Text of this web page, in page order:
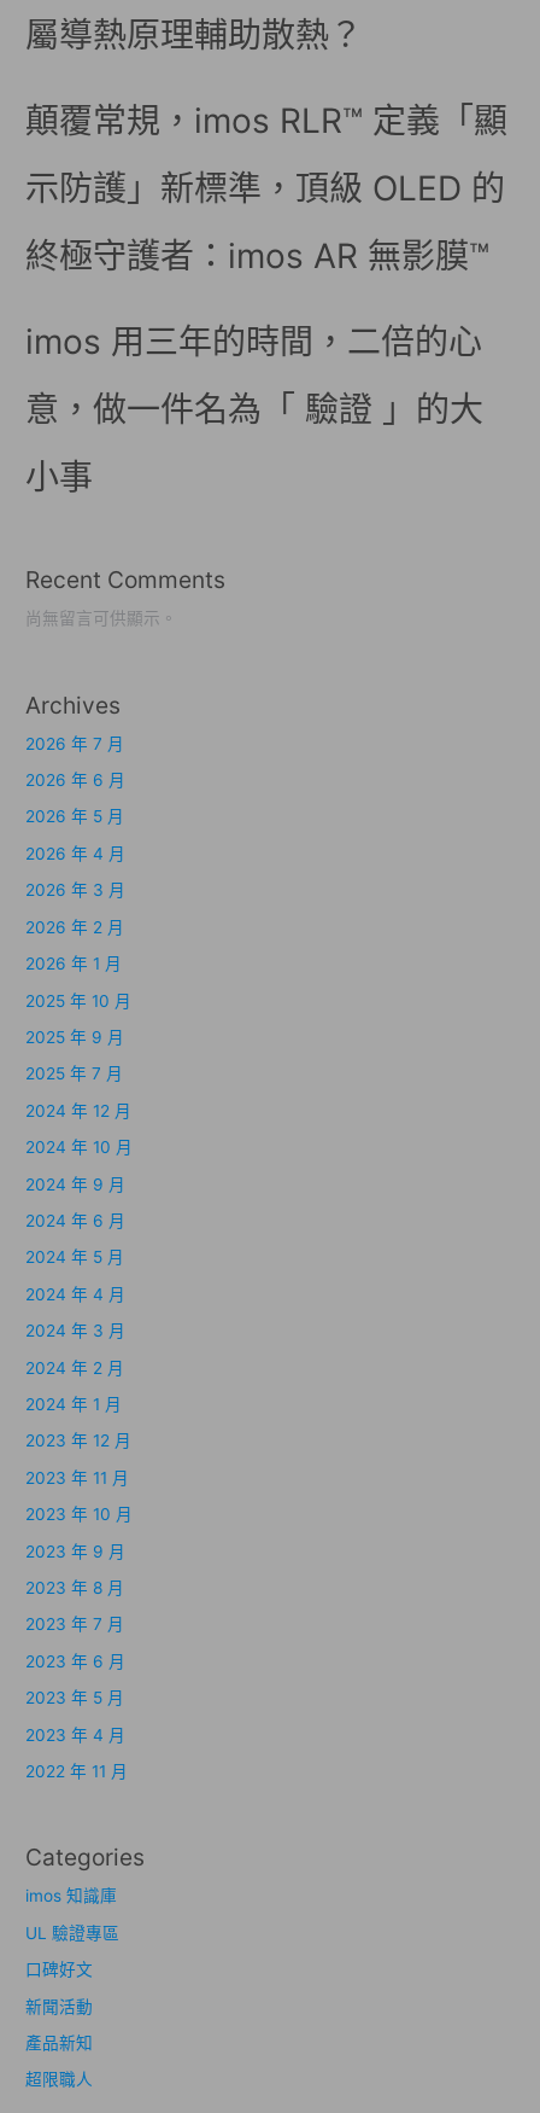
屬導熱原理輔助散熱？
顛覆常規，imos RLR™ 定義「顯
示防護」新標準，頂級 OLED 的
終極守護者：imos AR 無影膜™
imos 用三年的時間，二倍的心
意，做一件名為「 驗證 」的大
小事
Recent Comments
尚無留言可供顯示。
Archives
2026 年 7 月
2026 年 6 月
2026 年 5 月
2026 年 4 月
2026 年 3 月
2026 年 2 月
2026 年 1 月
2025 年 10 月
2025 年 9 月
2025 年 7 月
2024 年 12 月
2024 年 10 月
2024 年 9 月
2024 年 6 月
2024 年 5 月
2024 年 4 月
2024 年 3 月
2024 年 2 月
2024 年 1 月
2023 年 12 月
2023 年 11 月
2023 年 10 月
2023 年 9 月
2023 年 8 月
2023 年 7 月
2023 年 6 月
2023 年 5 月
2023 年 4 月
2022 年 11 月
Categories
imos 知識庫
UL 驗證專區
口碑好文
新聞活動
產品新知
超限職人